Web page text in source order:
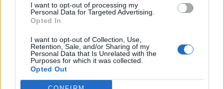
I want to opt-out of processing my
Personal Data for Targeted Advertising.
Opted In
I want to opt-out of Collection, Use,
Retention, Sale, and/or Sharing of my
Personal Data that Is Unrelated with the
Purposes for which it was collected.
Opted Out
EU smernica:
1222/2009
Hlučnosť typ:
2
Y
Index kg:
Palce:
19